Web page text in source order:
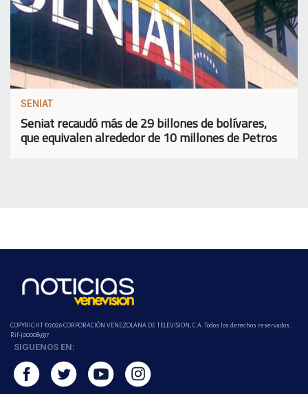
SENIAT
Seniat recaudó más de 29 billones de bolívares,
que equivalen alrededor de 10 millones de Petros
COPYRIGHT ©2026 CORPORACIÓN VENEZOLANA DE TELEVISION, C.A. Todos los derechos reservados.
Rif-j000089337
SIGUENOS EN: